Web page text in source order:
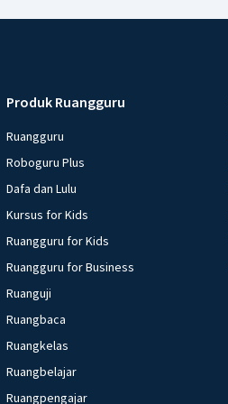
Produk Ruangguru
Ruangguru
Roboguru Plus
Dafa dan Lulu
Kursus for Kids
Ruangguru for Kids
Ruangguru for Business
Ruanguji
Ruangbaca
Ruangkelas
Ruangbelajar
Ruangpengajar